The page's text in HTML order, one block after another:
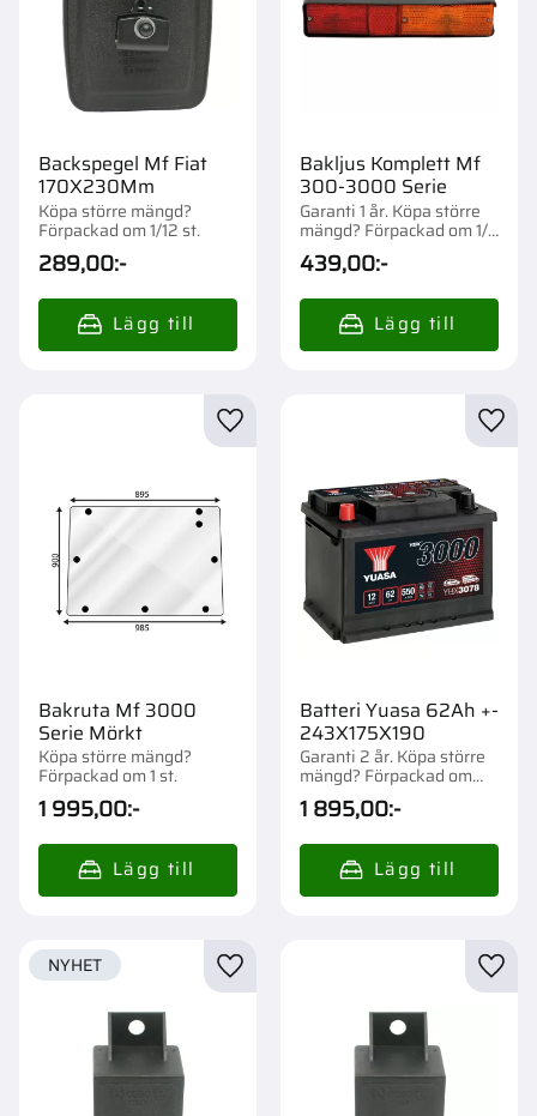
Backspegel Mf Fiat
170X230Mm
Köpa större mängd?
Förpackad om 1/12 st.
289,00:-
Bakljus Komplett Mf
300-3000 Serie
Garanti 1 år. Köpa större
mängd? Förpackad om 1/2
st.
439,00:-
Bakruta Mf 3000
Serie Mörkt
Köpa större mängd?
Förpackad om 1 st.
1 995,00:-
Lägg till i favoriter
Batteri Yuasa 62Ah +-
243X175X190
Garanti 2 år. Köpa större
mängd? Förpackad om
1/57 st.
1 895,00:-
NYHET Lägg till i favoriter